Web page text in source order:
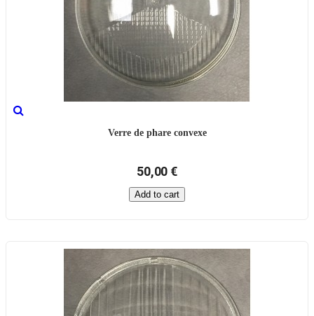
Verre de phare convexe
50,00 €
Add to cart